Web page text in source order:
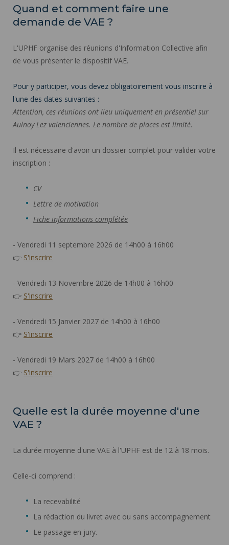
Quand et comment faire une
demande de VAE ?
L'UPHF organise des réunions d'Information Collective afin
de vous présenter le dispositif VAE.
Pour y participer, vous devez obligatoirement vous inscrire à
l'une des dates suivantes :
Attention, ces réunions ont lieu uniquement en présentiel sur
Aulnoy Lez valenciennes. Le nombre de places est limité.
Il est nécessaire d'avoir un dossier complet pour valider votre
inscription :
CV
Lettre de motivation
Fiche informations complétée
- Vendredi 11 septembre 2026 de 14h00 à 16h00
👉 S'inscrire
- Vendredi 13 Novembre 2026 de 14h00 à 16h00
👉 S'inscrire
- Vendredi 15 Janvier 2027 de 14h00 à 16h00
👉 S'inscrire
- Vendredi 19 Mars 2027 de 14h00 à 16h00
👉 S'inscrire
Quelle est la durée moyenne d'une
VAE ?
La durée moyenne d'une VAE à l'UPHF est de 12 à 18 mois.
Celle-ci comprend :
La recevabilité
La rédaction du livret avec ou sans accompagnement
Le passage en jury.